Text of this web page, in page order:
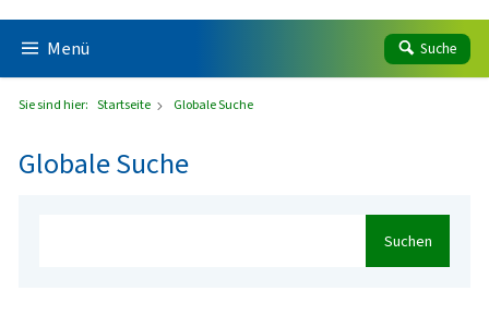
Menü Suche
Sie sind hier: Startseite Globale Suche
Globale Suche
Suchen